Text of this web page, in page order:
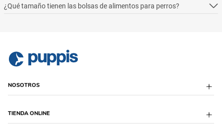
húmedo, alimento medicado, para necesidades especialesy alimentos
Podés comprar online 5 tipos: alimento seco para perros, alimento
¿Qué tamaño tienen las bolsas de alimentos para perros?
NOSOTROS
TIENDA ONLINE